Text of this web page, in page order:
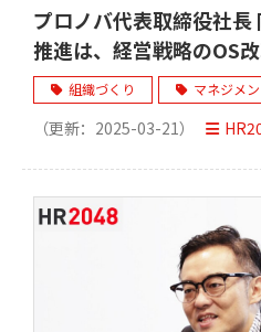
プロノバ代表取締役社長
推進は、経営戦略のOS改
組織づくり マネジメ
（更新： 2025-03-21）